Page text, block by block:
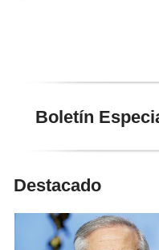
Boletín
Destacado